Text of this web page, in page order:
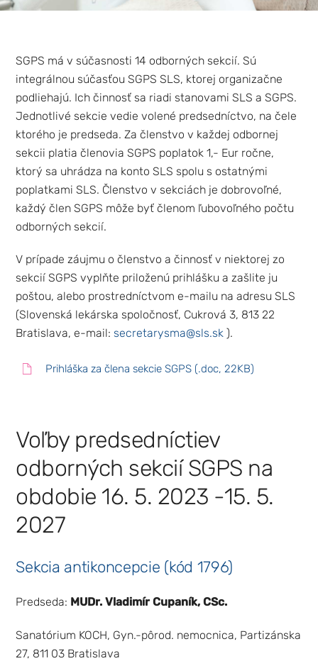
SGPS má v súčasnosti 14 odborných sekcií. Sú
integrálnou súčasťou SGPS SLS, ktorej organizačne
podliehajú. Ich činnosť sa riadi stanovami SLS a SGPS.
Jednotlivé sekcie vedie volené predsedníctvo, na čele
ktorého je predseda. Za členstvo v každej odbornej
sekcii platia členovia SGPS poplatok 1,- Eur ročne,
ktorý sa uhrádza na konto SLS spolu s ostatnými
poplatkami SLS. Členstvo v sekciách je dobrovoľné,
každý člen SGPS môže byť členom ľubovoľného počtu
odborných sekcií.
V prípade záujmu o členstvo a činnosť v niektorej zo
sekcií SGPS vyplňte priloženú prihlášku a zašlite ju
poštou, alebo prostredníctvom e-mailu na adresu SLS
(Slovenská lekárska spoločnosť, Cukrová 3, 813 22
Bratislava, e-mail:secretarysma@sls.sk ).
Prihláška za člena sekcie SGPS (.doc, 22KB)
Voľby predsedníctiev
odborných sekcií SGPS na
obdobie 16. 5. 2023 -15. 5.
2027
Sekcia antikoncepcie (kód 1796)
Predseda: MUDr. Vladimír Cupaník, CSc.
Sanatórium KOCH, Gyn.-pôrod. nemocnica, Partizánska
27, 811 03 Bratislava